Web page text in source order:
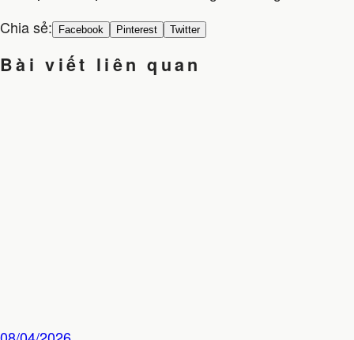
Chia sẻ:
Facebook Pinterest Twitter
Bài viết liên quan